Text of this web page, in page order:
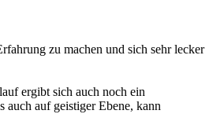
zu machen und sich sehr lecker
ergibt sich auch noch ein
auf geistiger Ebene, kann